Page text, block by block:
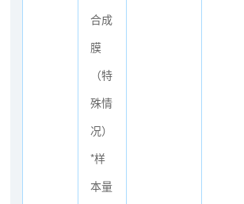
合成
膜
（特
殊情
况）
*样
本量